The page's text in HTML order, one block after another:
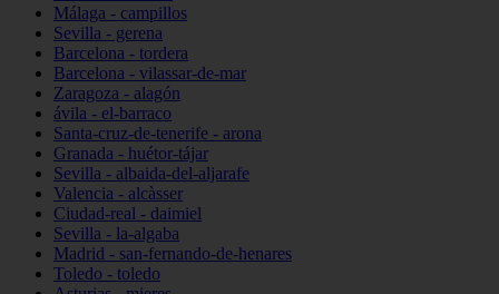
Málaga - campillos
Sevilla - gerena
Barcelona - tordera
Barcelona - vilassar-de-mar
Zaragoza - alagón
ávila - el-barraco
Santa-cruz-de-tenerife - arona
Granada - huétor-tájar
Sevilla - albaida-del-aljarafe
Valencia - alcàsser
Ciudad-real - daimiel
Sevilla - la-algaba
Madrid - san-fernando-de-henares
Toledo - toledo